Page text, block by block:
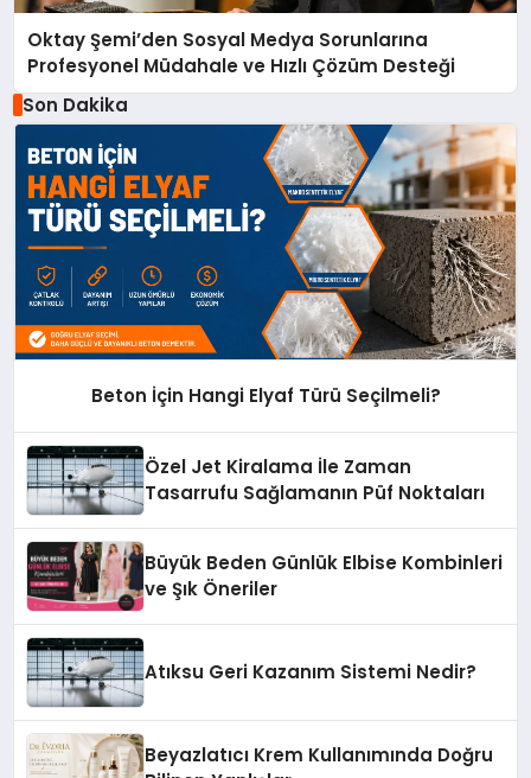
Oktay Şemi’den Sosyal Medya Sorunlarına
Profesyonel Müdahale ve Hızlı Çözüm Desteği
Son Dakika
Beton İçin Hangi Elyaf Türü Seçilmeli?
Özel Jet Kiralama İle Zaman
Tasarrufu Sağlamanın Püf Noktaları
Büyük Beden Günlük Elbise Kombinleri
ve Şık Öneriler
Atıksu Geri Kazanım Sistemi Nedir?
Beyazlatıcı Krem Kullanımında Doğru